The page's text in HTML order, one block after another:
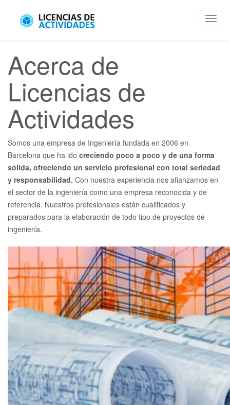
content
Acerca de
Licencias de
Actividades
Somos una empresa de Ingeniería fundada en 2006 en
Barcelona que ha ido creciendo poco a poco y de una forma
sólida, ofreciendo un servicio profesional con total seriedad
y responsabilidad. Con nuestra experiencia nos afianzamos en
el sector de la ingeniería como una empresa reconocida y de
referencia. Nuestros profesionales están cualificados y
preparados para la elaboración de todo tipo de proyectos de
ingeniería.